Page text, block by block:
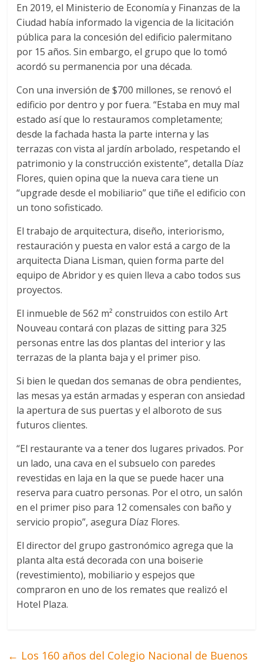
En 2019, el Ministerio de Economía y Finanzas de la
Ciudad había informado la vigencia de la licitación
pública para la concesión del edificio palermitano
por 15 años. Sin embargo, el grupo que lo tomó
acordó su permanencia por una década.
Con una inversión de $700 millones, se renovó el
edificio por dentro y por fuera. “Estaba en muy mal
estado así que lo restauramos completamente;
desde la fachada hasta la parte interna y las
terrazas con vista al jardín arbolado, respetando el
patrimonio y la construcción existente”, detalla Díaz
Flores, quien opina que la nueva cara tiene un
“upgrade desde el mobiliario” que tiñe el edificio con
un tono sofisticado.
El trabajo de arquitectura, diseño, interiorismo,
restauración y puesta en valor está a cargo de la
arquitecta Diana Lisman, quien forma parte del
equipo de Abridor y es quien lleva a cabo todos sus
proyectos.
El inmueble de 562 m² construidos con estilo Art
Nouveau contará con plazas de sitting para 325
personas entre las dos plantas del interior y las
terrazas de la planta baja y el primer piso.
Si bien le quedan dos semanas de obra pendientes,
las mesas ya están armadas y esperan con ansiedad
la apertura de sus puertas y el alboroto de sus
futuros clientes.
“El restaurante va a tener dos lugares privados. Por
un lado, una cava en el subsuelo con paredes
revestidas en laja en la que se puede hacer una
reserva para cuatro personas. Por el otro, un salón
en el primer piso para 12 comensales con baño y
servicio propio”, asegura Díaz Flores.
El director del grupo gastronómico agrega que la
planta alta está decorada con una boiserie
(revestimiento), mobiliario y espejos que
compraron en uno de los remates que realizó el
Hotel Plaza.
← Los 160 años del Colegio Nacional de Buenos